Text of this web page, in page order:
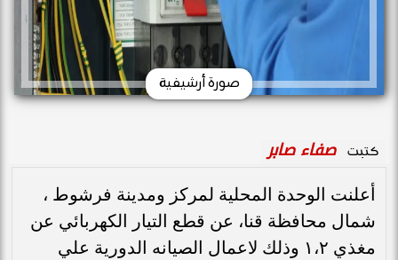
صورة أرشيفية
كتبت صفاء صابر
أعلنت الوحدة المحلية لمركز ومدينة فرشوط ،
شمال محافظة قنا، عن قطع التيار الكهربائي عن
مغذي ١،٢ وذلك لاعمال الصيانه الدورية علي